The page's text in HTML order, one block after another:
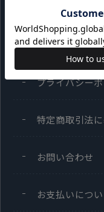
サイト利用規約
会員利用規約
プライバシー
特定商取引法
お問い合わせ
お支払いにつ